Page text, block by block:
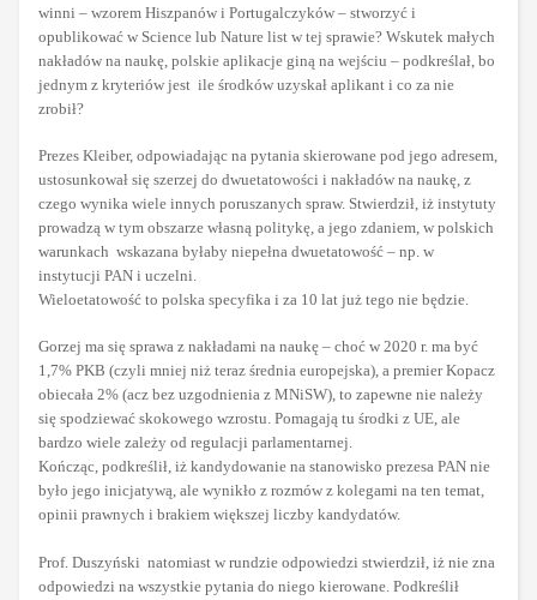
winni – wzorem Hiszpanów i Portugalczyków – stworzyć i
opublikować w Science lub Nature list w tej sprawie? Wskutek małych
nakładów na naukę, polskie aplikacje giną na wejściu – podkreślał, bo
jednym z kryteriów jest ile środków uzyskał aplikant i co za nie
zrobił?
Prezes Kleiber, odpowiadając na pytania skierowane pod jego adresem,
ustosunkował się szerzej do dwuetatowości i nakładów na naukę, z
czego wynika wiele innych poruszanych spraw. Stwierdził, iż instytuty
prowadzą w tym obszarze własną politykę, a jego zdaniem, w polskich
warunkach wskazana byłaby niepełna dwuetatowość – np. w
instytucji PAN i uczelni.
Wieloetatowość to polska specyfika i za 10 lat już tego nie będzie.
Gorzej ma się sprawa z nakładami na naukę – choć w 2020 r. ma być
1,7% PKB (czyli mniej niż teraz średnia europejska), a premier Kopacz
obiecała 2% (acz bez uzgodnienia z MNiSW), to zapewne nie należy
się spodziewać skokowego wzrostu. Pomagają tu środki z UE, ale
bardzo wiele zależy od regulacji parlamentarnej.
Kończąc, podkreślił, iż kandydowanie na stanowisko prezesa PAN nie
było jego inicjatywą, ale wynikło z rozmów z kolegami na ten temat,
opinii prawnych i brakiem większej liczby kandydatów.
Prof. Duszyński natomiast w rundzie odpowiedzi stwierdził, iż nie zna
odpowiedzi na wszystkie pytania do niego kierowane. Podkreślił